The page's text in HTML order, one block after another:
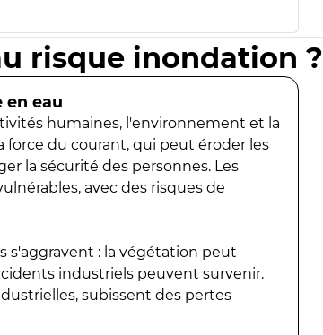
risque inondation ?
en eau
humaines, l'environnement et la
force du courant, qui peut éroder les
la sécurité des personnes. Les
avec des risques de
s'aggravent : la végétation peut
industriels peuvent survenir.
subissent des pertes